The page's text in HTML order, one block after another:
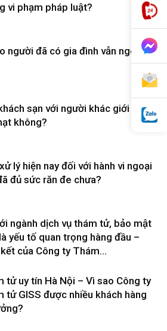
vi phạm pháp luật?
người đã có gia đình vẫn ngoại
sạn với người khác giới có bị
không?
lý hiện nay đối với hành vi ngoại
đủ sức răn đe chưa?
ngành dịch vụ thám tử, bảo mật
yếu tố quan trọng hàng đầu –
của Công ty Thám...
tử uy tín Hà Nội – Vì sao Công ty
tử GISS được nhiều khách hàng